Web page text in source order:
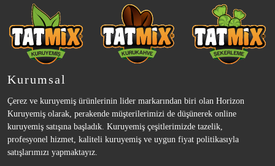
Kurumsal
Çerez ve kuruyemiş ürünlerinin lider markarından biri olan Horizon
Kuruyemiş olarak, perakende müşterilerimizi de düşünerek online
kuruyemiş satışına başladık. Kuruyemiş çeşitlerimizde tazelik,
profesyonel hizmet, kaliteli kuruyemiş ve uygun fiyat politikasıyla
satışlarımızı yapmaktayız.